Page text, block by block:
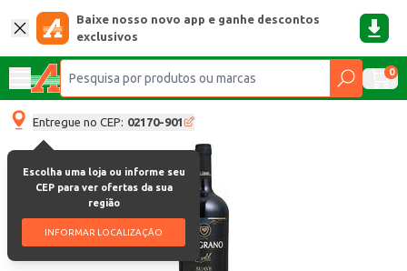
Baixe nosso novo app e ganhe descontos
exclusivos
0
Entregue no CEP: 02170-901
Escolha uma loja ou informe seu
CEP para ver ofertas da sua
região
INFORMAR LOCALIZAÇÃO